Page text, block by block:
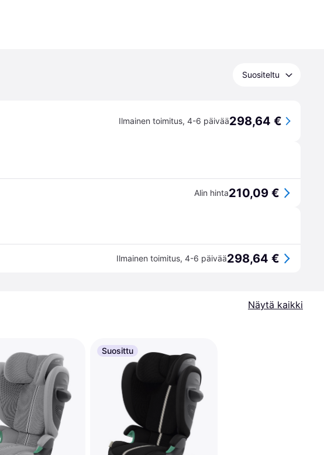
Suositeltu
Ilmainen toimitus, 4-6 päivää298,64 €
Alin hinta210,09 €
Ilmainen toimitus, 4-6 päivää298,64 €
Näytä kaikki
Suosittu